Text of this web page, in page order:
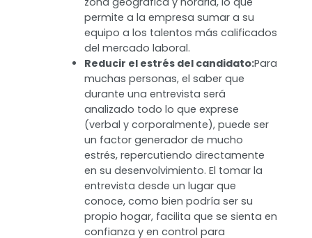
flexibilidad horaria para el candidato
y la empresa y puede hacerse uso de
herramientas gratuitas para
realizarlas mediante videollamada.
Tener acceso a talento global:
duda, uno de los beneficios más
importantes, pues elimina las
barreras del espacio al flexibilizar la
zona geográfica y horaria, lo que
permite a la empresa sumar a su
equipo a los talentos más calificados
del mercado laboral.
Reducir el estrés del candidato:
muchas personas, el saber que